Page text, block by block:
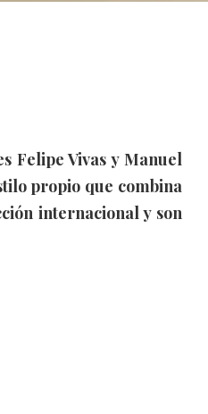
Felipe Vivas y Manuel
propio que combina
internacional y son